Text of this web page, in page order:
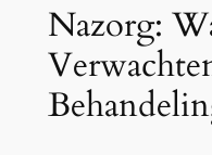
Nazorg: